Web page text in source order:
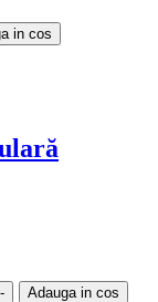
in cos
- Adauga in cos